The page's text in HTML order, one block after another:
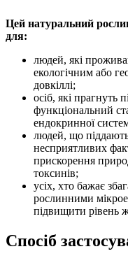
Цей натуральний
для:
людей, які
екологічним або
довкіллі;
осіб, які прагнуть
функціональний
ендокринної
людей, що
несприятливих
прискорення
токсинів;
усіх, хто бажає
рослинними
підвищити рівень
Спосіб